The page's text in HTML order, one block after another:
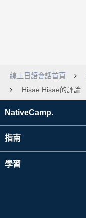
線上日語會話首頁
Hisae Hisae的評論
NativeCamp.
指南
學習